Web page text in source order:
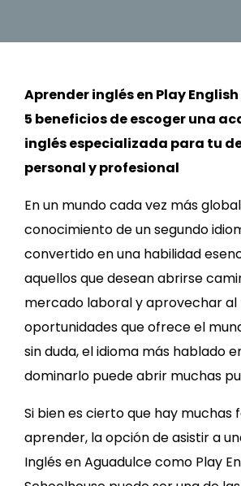
Aprender inglés en Play
5 beneficios de escoger una
inglés especializada para tu
personal y profesional
En un mundo cada vez más
conocimiento de un segundo
convertido en una habilidad
aquellos que desean abrirse
mercado laboral y aprovechar al
oportunidades que ofrece el
sin duda, el idioma más hablado
dominarlo puede abrir muchas
Si bien es cierto que hay muchas
aprender, la opción de asistir a
Inglés en Aguadulce como Play